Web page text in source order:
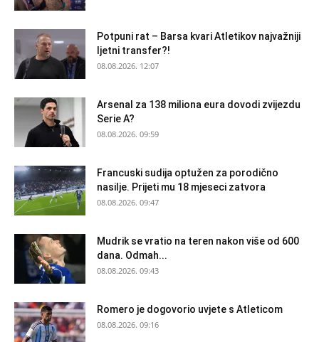
Potpuni rat – Barsa kvari Atletikov najvažniji
ljetni transfer?!
08.08.2026. 12:07
Arsenal za 138 miliona eura dovodi zvijezdu
Serie A?
08.08.2026. 09:59
Francuski sudija optužen za porodično
nasilje. Prijeti mu 18 mjeseci zatvora
08.08.2026. 09:47
Mudrik se vratio na teren nakon više od 600
dana. Odmah...
08.08.2026. 09:43
Romero je dogovorio uvjete s Atleticom
08.08.2026. 09:16